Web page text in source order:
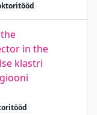
in the
klastri